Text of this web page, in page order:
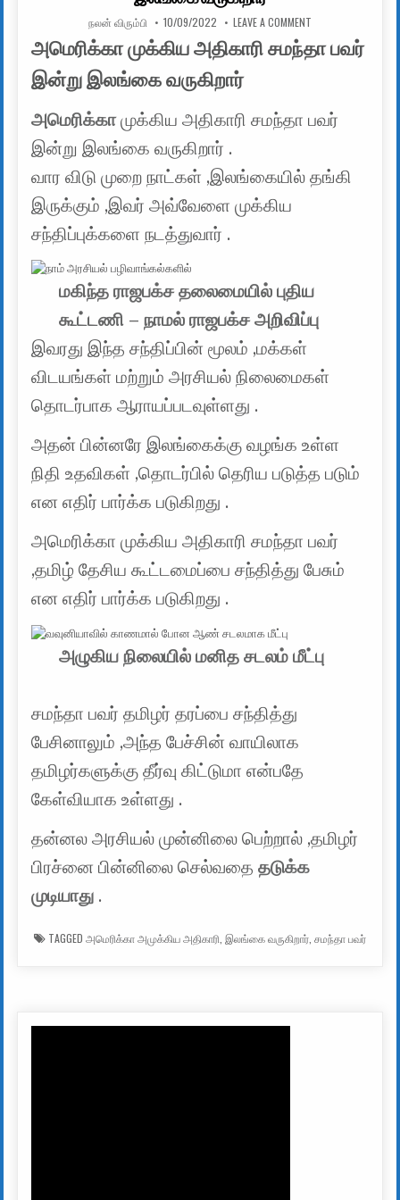
AUTHOR:
நலன் விரும்பி PUBLISHED DATE:
10/09/2022 LEAVE A COMMENT
அமெரிக்கா முக்கிய அதிகாரி சமந்தா பவர்
இன்று இலங்கை வருகிறார்
அமெரிக்காமுக்கிய அதிகாரி சமந்தா பவர்
இன்று இலங்கை வருகிறார் .
வார விடு முறை நாட்கள் ,இலங்கையில் தங்கி
இருக்கும் ,இவர் அவ்வேளை முக்கிய
சந்திப்புக்களை நடத்துவார் .
மகிந்த ராஜபக்ச தலைமையில் புதிய
கூட்டணி – நாமல் ராஜபக்ச அறிவிப்பு
இவரது இந்த சந்திப்பின் மூலம் ,மக்கள்
விடயங்கள் மற்றும் அரசியல் நிலைமைகள்
தொடர்பாக ஆராயப்படவுள்ளது .
அதன் பின்னரே இலங்கைக்கு வழங்க உள்ள
நிதி உதவிகள் ,தொடர்பில் தெரிய படுத்த படும்
என எதிர் பார்க்க படுகிறது .
அமெரிக்கா முக்கிய அதிகாரி சமந்தா பவர்
,தமிழ் தேசிய கூட்டமைப்பை சந்தித்து பேசும்
என எதிர் பார்க்க படுகிறது .
அழுகிய நிலையில் மனித சடலம் மீட்பு
சமந்தா பவர் தமிழர் தரப்பை சந்தித்து
பேசினாலும் ,அந்த பேச்சின் வாயிலாக
தமிழர்களுக்கு தீர்வு கிட்டுமா என்பதே
கேள்வியாக உள்ளது .
தன்னல அரசியல் முன்னிலை பெற்றால் ,தமிழர்
பிரச்னை பின்னிலை செல்வதைதடுக்க
முடியாது .
TAGGED அமெரிக்கா அமுக்கிய அதிகாரி, இலங்கை வருகிறார், சமந்தா பவர்